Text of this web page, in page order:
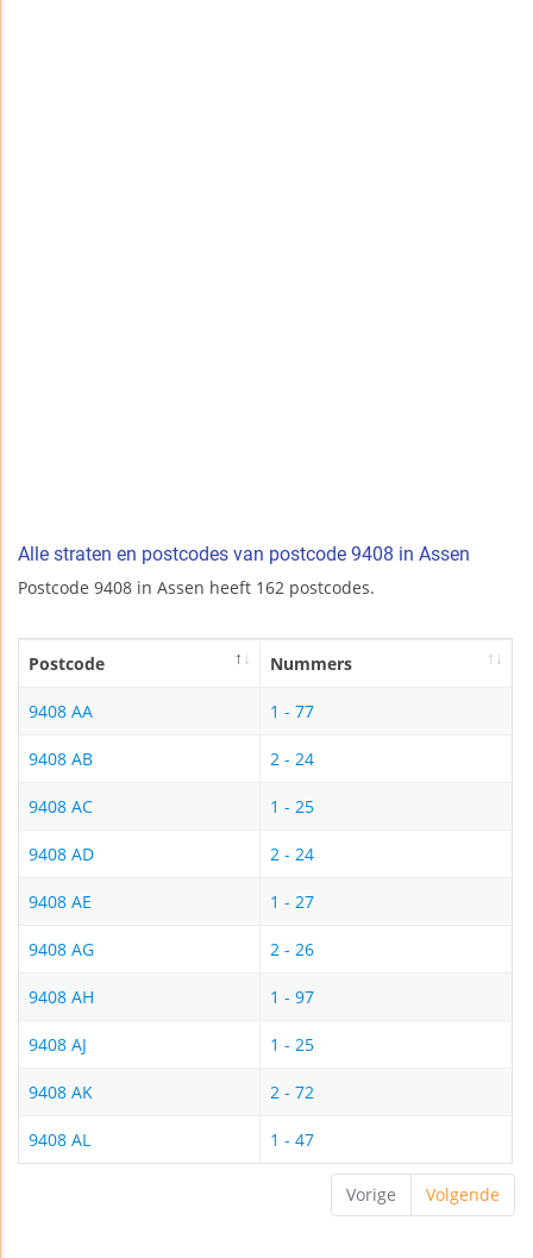
Alle straten en postcodes van postcode 9408 in Assen
Postcode 9408 in Assen heeft 162 postcodes.
Postcode Nummers
9408 AA 1 - 77
9408 AB 2 - 24
9408 AC 1 - 25
9408 AD 2 - 24
9408 AE 1 - 27
9408 AG 2 - 26
9408 AH 1 - 97
9408 AJ 1 - 25
9408 AK 2 - 72
9408 AL 1 - 47
Vorige Volgende